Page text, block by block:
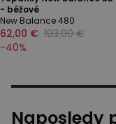
- béžové
New Balance 480
62,00 € 103,00 €
-40%
Naposledy